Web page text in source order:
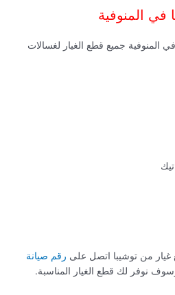
في المنوفية
المنوفية جميع قطع الغيار لغسالات
غيار من توشيبا اتصل على رقم صيانة